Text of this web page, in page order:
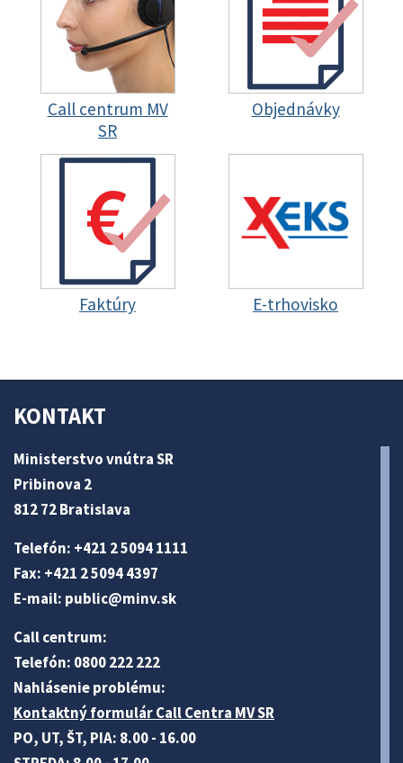
Call centrum MV
SR
Objednávky
Faktúry E-trhovisko
KONTAKT
Ministerstvo vnútra SR
Pribinova 2
812 72 Bratislava
Telefón: +421 2 5094 1111
Fax: +421 2 5094 4397
E-mail: public@minv.sk
Call centrum:
Telefón: 0800 222 222
Nahlásenie problému:
Kontaktný formulár Call Centra MV SR
PO, UT, ŠT, PIA: 8.00 - 16.00